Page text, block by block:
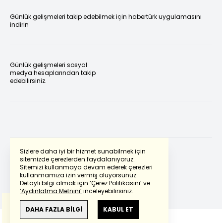
Sizlere daha iyi bir hizmet sunabilmek için
sitemizde çerezlerden faydalanıyoruz.
Sitemizi kullanmaya devam ederek çerezleri
kullanmamıza izin vermiş oluyorsunuz.
Detaylı bilgi almak için ‘Çerez Politikasını’ve
‘Aydınlatma Metnini’inceleyebilirsiniz.
DAHA FAZLA BİLGİ KABUL ET
Günlük gelişmeleri takip edebilmek için habertürk uygulamasını
indirin
Günlük gelişmeleri sosyal
medya hesaplarından takip
edebilirsiniz.
Powered by Translate
Bu çevirideGoogle Transletekullanılmıştır.
Anlam ve çeviri hatalarından
haberturk.com
sorumlu değildir.